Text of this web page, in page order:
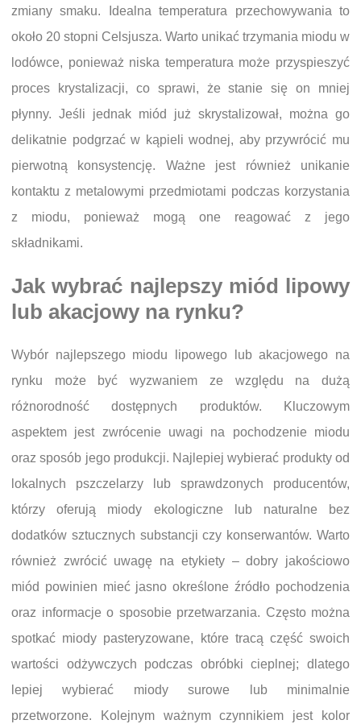
zmiany smaku. Idealna temperatura przechowywania to
około 20 stopni Celsjusza. Warto unikać trzymania miodu w
lodówce, ponieważ niska temperatura może przyspieszyć
proces krystalizacji, co sprawi, że stanie się on mniej
płynny. Jeśli jednak miód już skrystalizował, można go
delikatnie podgrzać w kąpieli wodnej, aby przywrócić mu
pierwotną konsystencję. Ważne jest również unikanie
kontaktu z metalowymi przedmiotami podczas korzystania
z miodu, ponieważ mogą one reagować z jego
składnikami.
Jak wybrać najlepszy miód lipowy
lub akacjowy na rynku?
Wybór najlepszego miodu lipowego lub akacjowego na
rynku może być wyzwaniem ze względu na dużą
różnorodność dostępnych produktów. Kluczowym
aspektem jest zwrócenie uwagi na pochodzenie miodu
oraz sposób jego produkcji. Najlepiej wybierać produkty od
lokalnych pszczelarzy lub sprawdzonych producentów,
którzy oferują miody ekologiczne lub naturalne bez
dodatków sztucznych substancji czy konserwantów. Warto
również zwrócić uwagę na etykiety – dobry jakościowo
miód powinien mieć jasno określone źródło pochodzenia
oraz informacje o sposobie przetwarzania. Często można
spotkać miody pasteryzowane, które tracą część swoich
wartości odżywczych podczas obróbki cieplnej; dlatego
lepiej wybierać miody surowe lub minimalnie
przetworzone. Kolejnym ważnym czynnikiem jest kolor